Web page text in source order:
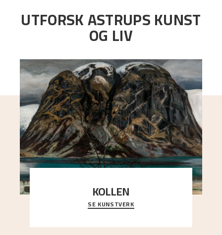
UTFORSK ASTRUPS KUNST
OG LIV
KOLLEN
Et ruvende fjell dominerer bildeflaten, og står i
sterk kontrast til det spinkle rognetreet ute
SE KUNSTVERK